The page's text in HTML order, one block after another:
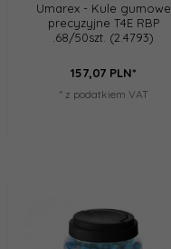
Umarex - Kule gumowe
precyzyjne T4E RBP
.68/50szt. (2.4793)
157,07 PLN*
* z podatkiem VAT